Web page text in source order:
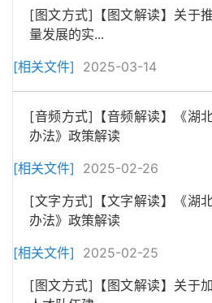
[图文方式]【图文解读】关于
量发展的实...
[相关文件]
2025-03-14
[音频方式]【音频解读】《湖
办法》政策解读
[相关文件]
2025-02-26
[文字方式]【文字解读】《湖
办法》政策解读
[相关文件]
2025-02-25
[图文方式]【图文解读】关于